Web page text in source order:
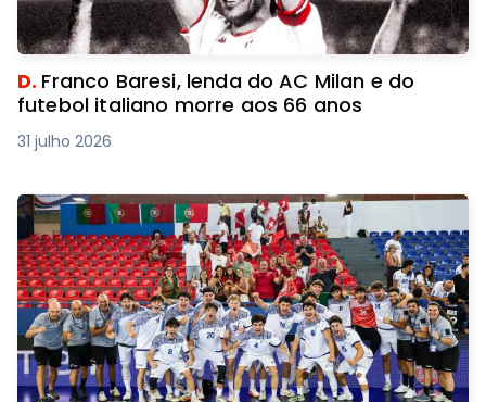
D. Franco Baresi, lenda do AC Milan e do
futebol italiano morre aos 66 anos
31 julho 2026